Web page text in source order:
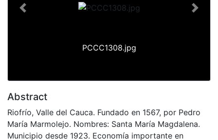
PCCC1308.jpg
Previous Next
Abstract
Riofrío, Valle del Cauca. Fundado en 1567, por Pedro
María Marmolejo. Nombres: Santa María Magdalena.
Municipio desde 1923. Economía importante en